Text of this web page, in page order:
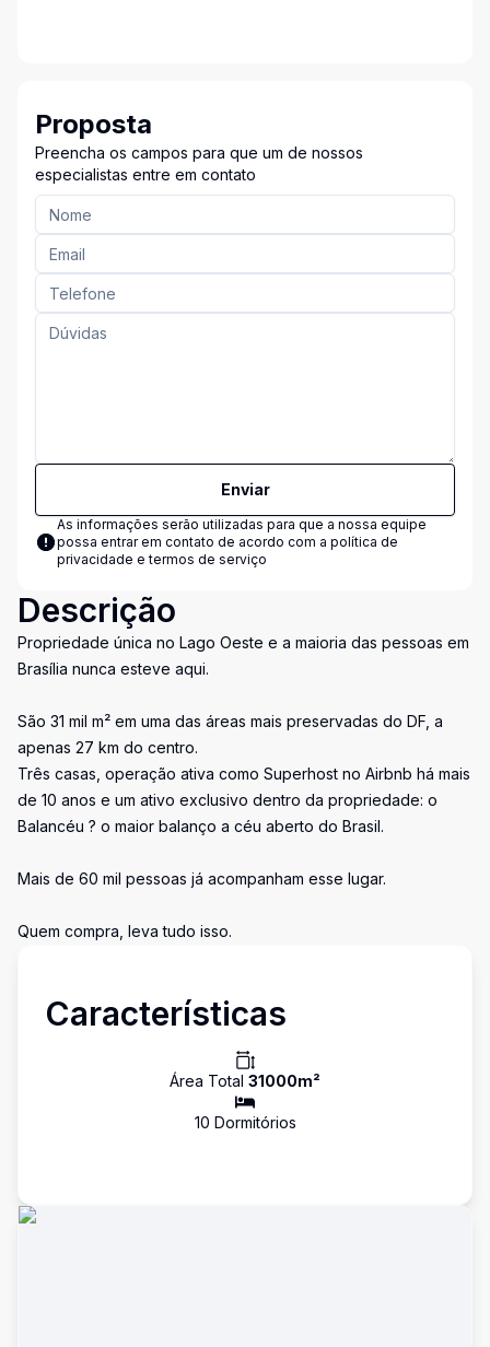
Proposta
Preencha os campos para que um de nossos
especialistas entre em contato
Enviar
As informações serão utilizadas para que a nossa equipe
possa entrar em contato de acordo com a política de
privacidade e termos de serviço
Descrição
Propriedade única no Lago Oeste e a maioria das pessoas em
Brasília nunca esteve aqui.
São 31 mil m² em uma das áreas mais preservadas do DF, a
apenas 27 km do centro.
Três casas, operação ativa como Superhost no Airbnb há mais
de 10 anos e um ativo exclusivo dentro da propriedade: o
Balancéu ? o maior balanço a céu aberto do Brasil.
Mais de 60 mil pessoas já acompanham esse lugar.
Quem compra, leva tudo isso.
Características
Área Total 31000m²
10 Dormitórios